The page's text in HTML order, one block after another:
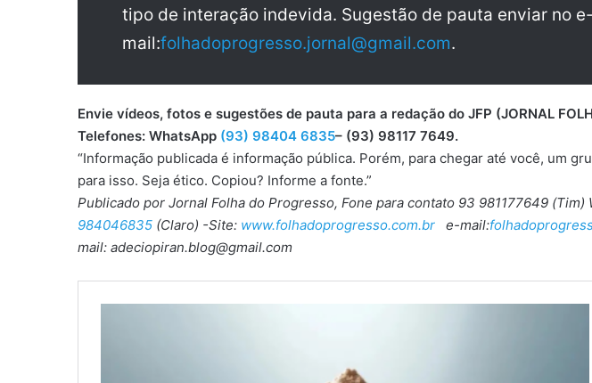
tipo de interação indevida. Sugestão de pauta enviar no e-
mail:folhadoprogresso.jornal@gmail.com.
Envie vídeos, fotos e sugestões de pauta para a redação do JFP (JORNAL
Telefones: WhatsApp (93) 98404 6835– (93) 98117 7649.
“Informação publicada é informação pública. Porém, para chegar até você, um
para isso. Seja ético. Copiou? Informe a fonte.”
Publicado por Jornal Folha do Progresso, Fone para contato 93 981177649 (Tim)
984046835 (Claro) -Site: www.folhadoprogresso.com.br e-mail:
mail: adeciopiran.blog@gmail.com